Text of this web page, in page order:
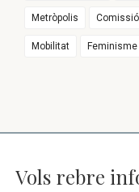
Metròpolis
Mobilitat Feminisme
Vols rebre